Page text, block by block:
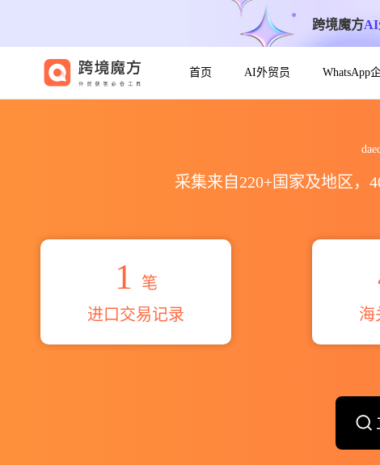
跨境魔方AI
首页 AI外贸员 WhatsApp
采集来自220+国家及地区，
1
笔
进口交易记录
海